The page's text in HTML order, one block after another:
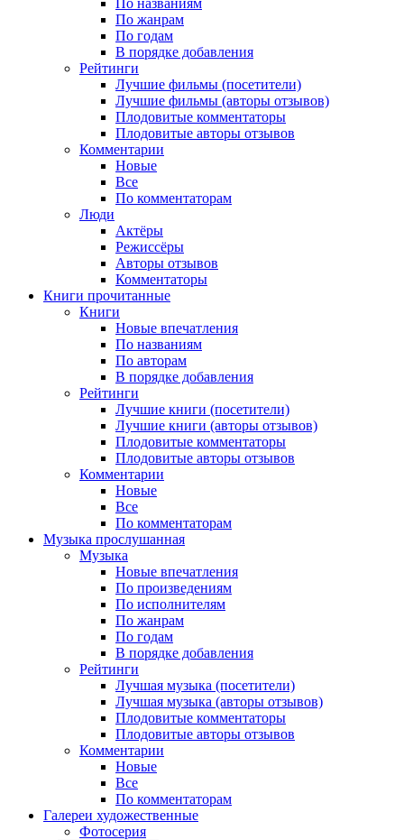
По жанрам
По годам
В порядке добавления
Рейтинги
Лучшие фильмы (посетители)
Лучшие фильмы (авторы отзывов)
Плодовитые комментаторы
Плодовитые авторы отзывов
Комментарии
Новые
Все
По комментаторам
Люди
Актёры
Режиссёры
Авторы отзывов
Комментаторы
Книги прочитанные
Книги
Новые впечатления
По названиям
По авторам
В порядке добавления
Рейтинги
Лучшие книги (посетители)
Лучшие книги (авторы отзывов)
Плодовитые комментаторы
Плодовитые авторы отзывов
Комментарии
Новые
Все
По комментаторам
Музыка прослушанная
Музыка
Новые впечатления
По произведениям
По исполнителям
По жанрам
По годам
В порядке добавления
Рейтинги
Лучшая музыка (посетители)
Лучшая музыка (авторы отзывов)
Плодовитые комментаторы
Плодовитые авторы отзывов
Комментарии
Новые
Все
По комментаторам
Галереи художественные
Фотосерия